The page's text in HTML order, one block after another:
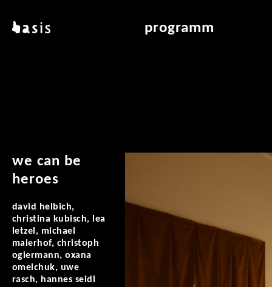
basis programm
we can be
heroes
david helbich,
christina kubisch, lea
letzel, michael
maierhof, christoph
ogiermann, oxana
omelchuk, uwe
rasch, hannes seidl